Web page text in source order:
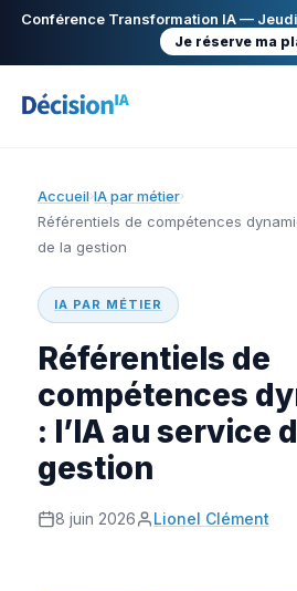
Conférence Transformation IA —
Je réserve ma
Accueil›IA par métier›
Référentiels de compétences
de la gestion
IA PAR MÉTIER
Référentiels de
compétences
: l’IA au service
gestion
8 juin 2026 Lionel Clément